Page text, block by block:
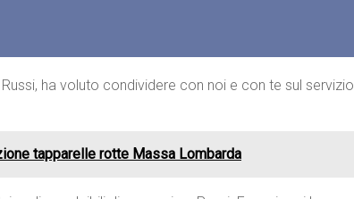
ha voluto condividere con noi e con te sul servizio
tapparelle rotte Massa Lombarda